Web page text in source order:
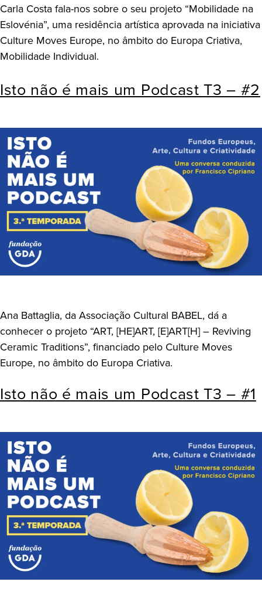
Carla Costa fala-nos sobre o seu projeto “Mobilidade na
Eslovénia”, uma residência artística aprovada na iniciativa
Culture Moves Europe, no âmbito do Europa Criativa,
Mobilidade Individual.
Isto não é mais um Podcast T3 – #2
Ana Battaglia, da Associação Cultural BABEL, dá a
conhecer o projeto “ART, [HE]ART, [E]ART[H] – Reviving
Ceramic Traditions”, financiado pelo Culture Moves
Europe, no âmbito do Europa Criativa.
Isto não é mais um Podcast T3 – #1